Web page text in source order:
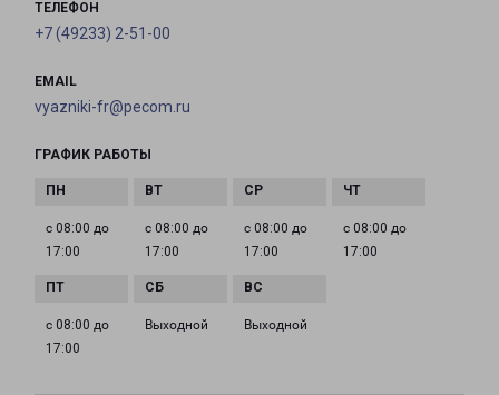
ТЕЛЕФОН
+7 (49233) 2-51-00
EMAIL
vyazniki-fr@pecom.ru
ГРАФИК РАБОТЫ
с 08:00 до
17:00
с 08:00 до
17:00
с 08:00 до
17:00
с 08:00 до
17:00
с 08:00 до
17:00
Выходной Выходной